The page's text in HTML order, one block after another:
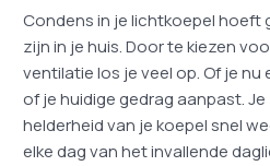
Condens in je lichtkoepel hoeft
zijn in je huis. Door te kiezen
ventilatie los je veel op. Of je
of je huidige gedrag aanpast.
helderheid van je koepel snel
elke dag van het invallende